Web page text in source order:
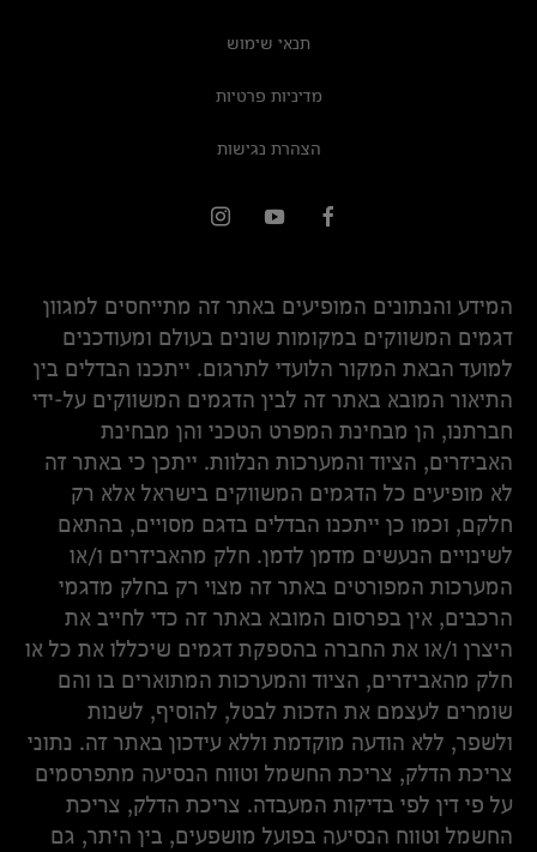
תנאי שימוש
מדיניות פרטיות
הצהרת נגישות
המידע והנתונים המופיעים באתר זה מתייחסים למגוון
דגמים המשווקים במקומות שונים בעולם ומעודכנים
למועד הבאת המקור הלועדי לתרגום. ייתכנו הבדלים בין
התיאור המובא באתר זה לבין הדגמים המשווקים על-ידי
חברתנו, הן מבחינת המפרט הטכני והן מבחינת
האביזרים, הציוד והמערכות הנלוות. ייתכן כי באתר זה
לא מופיעים כל הדגמים המשווקים בישראל אלא רק
חלקם, וכמו כן ייתכנו הבדלים בדגם מסויים, בהתאם
לשינויים הנעשים מדמן לדמן. חלק מהאביזרים ו/או
המערכות המפורטים באתר זה מצוי רק בחלק מדגמי
הרכבים, אין בפרסום המובא באתר זה כדי לחייב את
היצרן ו/או את החברה בהספקת דגמים שיכללו את כל או
חלק מהאביזרים, הציוד והמערכות המתוארים בו והם
שומרים לעצמם את הזכות לבטל, להוסיף, לשנות
ולשפר, ללא הודעה מוקדמת וללא עידכון באתר זה. נתוני
צריכת הדלק, צריכת החשמל וטווח הנסיעה מתפרסמים
על פי דין לפי בדיקות המעבדה. צריכת הדלק, צריכת
החשמל וטווח הנסיעה בפועל מושפעים, בין היתר, גם